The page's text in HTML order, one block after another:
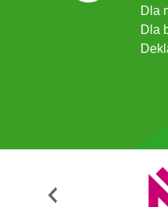
Dla
Dla